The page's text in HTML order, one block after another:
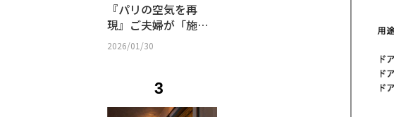
『パリの空気を再
現』ご夫婦が「施主
支給」で挑んだ古民
家リノベ｜SHOP -
2026/01/30
3